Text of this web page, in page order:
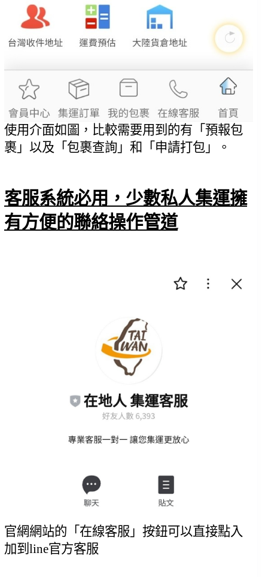
使用介面如圖，比較需要用到的有「預報包
裹」以及「包裹查詢」和「申請打包」。
客服系統必用，少數私人集運擁
有方便的聯絡操作管道
官網網站的「在線客服」按鈕可以直接點入
加到line官方客服